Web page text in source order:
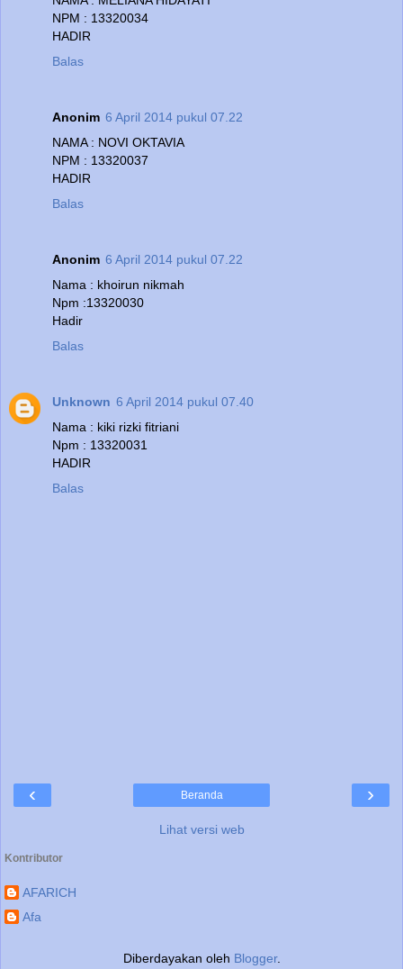
NPM : 13320034
HADIR
Balas
Anonim 6 April 2014 pukul 07.22
NAMA : NOVI OKTAVIA
NPM : 13320037
HADIR
Balas
Anonim 6 April 2014 pukul 07.22
Nama : khoirun nikmah
Npm :13320030
Hadir
Balas
Unknown 6 April 2014 pukul 07.40
Nama : kiki rizki fitriani
Npm : 13320031
HADIR
Balas
‹ ›
Beranda
Lihat versi web
Kontributor
AFARICH
Afa
Diberdayakan oleh Blogger.